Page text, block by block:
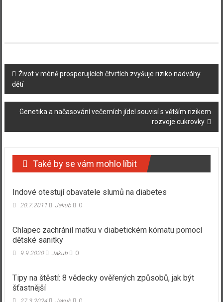
Navigace
příspěvku
Život v méně prosperujících čtvrtích zvyšuje riziko nadváhy
dětí
Genetika a načasování večerních jídel souvisí s větším rizikem
rozvoje cukrovky
Také by se vám mohlo líbit
Indové otestují obavatele slumů na diabetes
20.7.2011 Jakub 0
Chlapec zachránil matku v diabetickém kómatu pomocí
dětské sanitky
9.9.2020 Jakub 0
Tipy na štěstí: 8 vědecky ověřených způsobů, jak být
šťastnější